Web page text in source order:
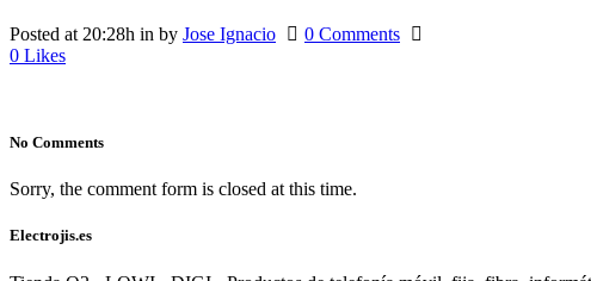
Posted at 20:28h in by Jose Ignacio
0 Comments
0 Likes
No Comments
Sorry, the comment form is closed at this time.
Electrojis.es